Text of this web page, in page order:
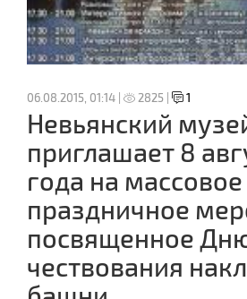
06.08.2015, 01:14 | 2825 | 1
Невьянский
приглашает 8
года на массовое
праздничное
посвященное
чествования